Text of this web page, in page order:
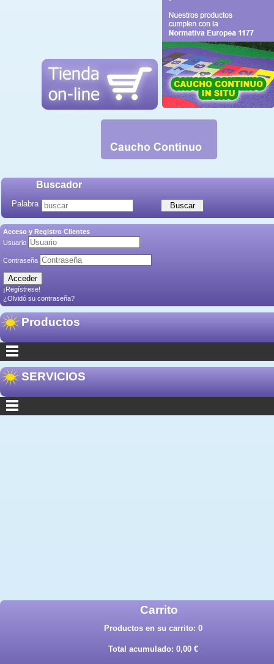
Buscador
Palabra
Acceso y Registro Clientes
Usuario
Contraseña
¡Regístrese!
¿Olvidó su contraseña?
Productos
SERVICIOS
Carrito
Productos en su carrito: 0
Total acumulado: 0,00 €